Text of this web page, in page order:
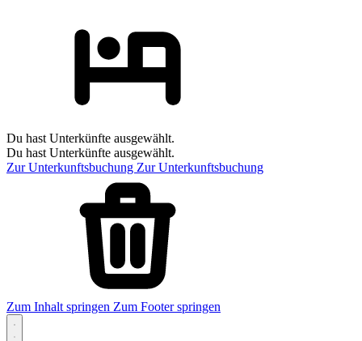
Du hast Unterkünfte ausgewählt.
Du hast Unterkünfte ausgewählt.
Zur Unterkunftsbuchung Zur Unterkunftsbuchung
Zum Inhalt springen Zum Footer springen